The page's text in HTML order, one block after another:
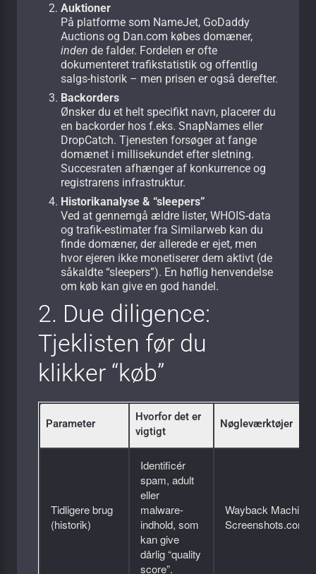
Auktioner
På platforme som NameJet, GoDaddy
Auctions og Dan.com købes domæner,
inden de falder. Fordelen er ofte
dokumenteret trafikstatistik og offentlig
salgs-historik – men prisen er også derefter.
Backorders
Ønsker du et helt specifikt navn, placerer du
en backorder hos f.eks. SnapNames eller
DropCatch. Tjenesten forsøger at fange
domænet i millisekundet efter sletning.
Succesraten afhænger af konkurrence og
registrarens infrastruktur.
Historikanalyse & “sleepers”
Ved at gennemgå ældre lister, WHOIS-data
og trafik-estimater fra Similarweb kan du
finde domæner, der allerede er ejet, men
hvor ejeren ikke monetiserer dem aktivt (de
såkaldte “sleepers”). En høflig henvendelse
om køb kan give en god handel.
2. Due diligence:
Tjeklisten før du
klikker “køb”
Parameter
Hvorfor det er
vigtigt
Nøgleværktøjer
Tidligere brug
(historik)
Identificér
spam, adult
eller
malware-
indhold, som
kan give
dårlig “quality
score”.
Wayback Machine,
Screenshots.com